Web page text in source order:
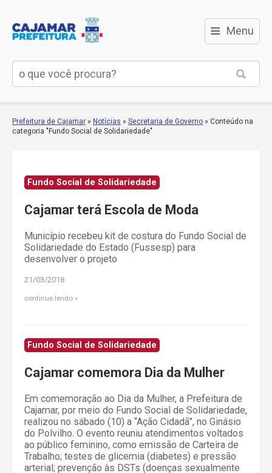
≡ Menu
Prefeitura de Cajamar » Notícias » Secretaria de Governo » Conteúdo na
categoria "Fundo Social de Solidariedade"
Fundo Social de Solidariedade
Cajamar terá Escola de Moda
Município recebeu kit de costura do Fundo Social de
Solidariedade do Estado (Fussesp) para
desenvolver o projeto
21/03/2018
continue lendo
Fundo Social de Solidariedade
Cajamar comemora Dia da Mulher
Em comemoração ao Dia da Mulher, a Prefeitura de
Cajamar, por meio do Fundo Social de Solidariedade,
realizou no sábado (10) a “Ação Cidadã”, no Ginásio
do Polvilho. O evento reuniu atendimentos voltados
ao público feminino, como emissão de Carteira de
Trabalho; testes de glicemia (diabetes) e pressão
arterial; prevenção às DSTs (doenças sexualmente